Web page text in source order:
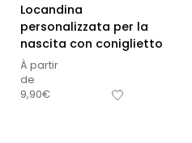
Locandina
personalizzata per la
nascita con coniglietto
À partir
de
9,90€